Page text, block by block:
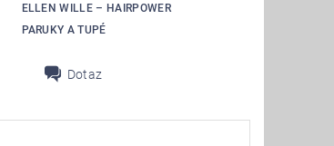
ELLEN WILLE – HAIRPOWER
PARUKY A TUPÉ
Dotaz